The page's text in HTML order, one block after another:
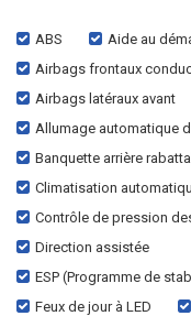
ABS
Aide au
Airbags frontaux
Airbags latéraux avant
Allumage automatique
Banquette arrière
Climatisation
Contrôle de pression
Direction assistée
ESP (Programme de
Feux de jour à LED